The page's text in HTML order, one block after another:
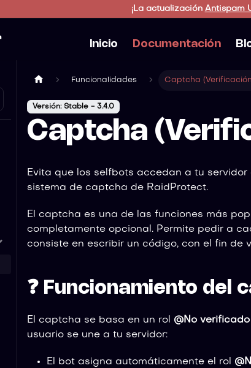
¡La actualización Antispam
Inicio Documentación
Funcionalidades Captcha
Versión: Stable - 3.4.0
Captcha
Evita que los selfbots accedan a tu
sistema de captcha de RaidProtect.
El captcha es una de las funciones más
completamente opcional. Permite pedir a
consiste en escribir un código, con el fin de
❓ Funcionamiento del
El captcha se basa en un rol @No verificado
usuario se une a tu servidor:
El bot asigna automáticamente el rol